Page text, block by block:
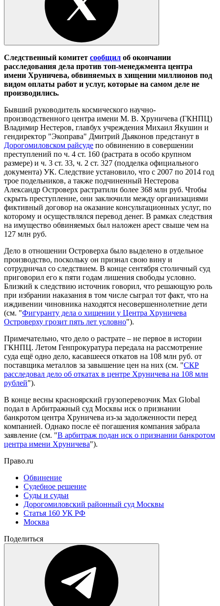
Следственный комитет сообщил об окончании
расследования дела против топ-менеджмента центра
имени Хруничева, обвиняемых в хищении миллионов под
видом оплаты работ и услуг, которые на самом деле не
производились.
Бывший руководитель космического научно-
производственного центра имени М. В. Хруничева (ГКНПЦ)
Владимир Нестеров, главбух учреждения Михаил Якушин и
гендиректор "Экоправа" Дмитрий Дьяконов предстанут в
Дорогомиловском райсуде по обвинению в совершении
преступлений по ч. 4 ст. 160 (растрата в особо крупном
размере) и ч. 3 ст. 33, ч. 2 ст. 327 (подделка официального
документа) УК. Следствие установило, что с 2007 по 2014 год
трое подельников, а также подчиненный Нестерова
Александр Островерх растратили более 368 млн руб. Чтобы
скрыть преступление, они заключили между организациями
фиктивный договор на оказание консультационных услуг, по
которому и осуществлялся перевод денег. В рамках следствия
на имущество обвиняемых был наложен арест свыше чем на
127 млн руб.
Дело в отношении Островерха было выделено в отдельное
производство, поскольку он признал свою вину и
сотрудничал со следствием. В конце сентября столичный суд
приговорил его к пяти годам лишения свободы условно.
Близкий к следствию источник говорил, что решающую роль
при избрании наказания в том числе сыграл тот факт, что на
иждивении чиновника находятся несовершеннолетние дети
(см. "Фигуранту дела о хищении у Центра Хруничева
Островерху грозит пять лет условно").
Примечательно, что дело о растрате – не первое в истории
ГКНПЦ. Летом Генпрокуратура передала на рассмотрение
суда ещё одно дело, касавшееся откатов на 108 млн руб. от
поставщика металлов за завышение цен на них (см. "СКР
расследовал дело об откатах в центре Хруничева на 108 млн
рублей").
В конце весны красноярский грузоперевозчик Max Global
подал в Арбитражный суд Москвы иск о признании
банкротом центра Хруничева из-за задолженности перед
компанией. Однако после её погашения компания забрала
заявление (см. "В арбитраж подан иск о признании банкротом
центра имени Хруничева").
Право.ru
Обвинение
Судебное решение
Суды и судьи
Дорогомиловский районный суд Москвы
Статья 160 УК РФ
Москва
Поделиться